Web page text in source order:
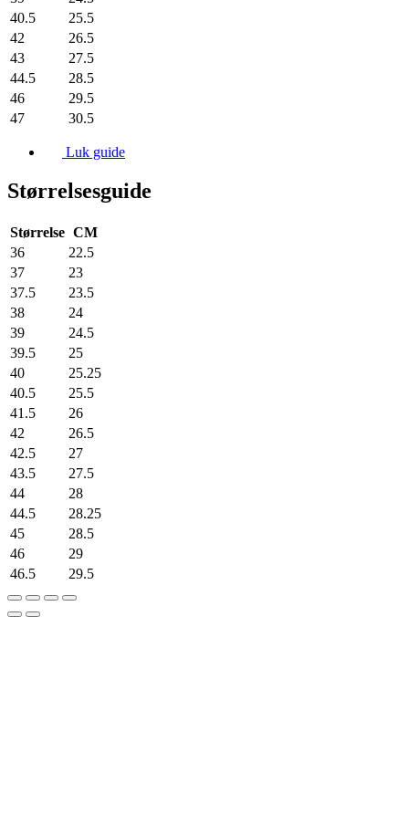
40.5
25.5
42
26.5
43
27.5
44.5
28.5
46
29.5
47
30.5
Luk guide
Størrelsesguide
Størrelse CM
36
22.5
37
23
37.5
23.5
38
24
39
24.5
39.5
25
40
25.25
40.5
25.5
41.5
26
42
26.5
42.5
27
43.5
27.5
44
28
44.5
28.25
45
28.5
46
29
46.5
29.5